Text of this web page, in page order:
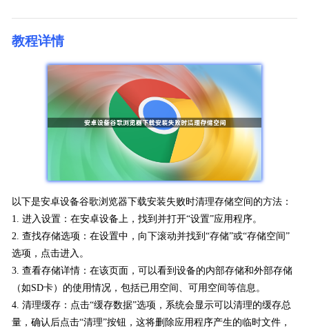
教程详情
以下是安卓设备谷歌浏览器下载安装失败时清理存储空间的方法：
1. 进入设置：在安卓设备上，找到并打开“设置”应用程序。
2. 查找存储选项：在设置中，向下滚动并找到“存储”或“存储空间”
选项，点击进入。
3. 查看存储详情：在该页面，可以看到设备的内部存储和外部存储
（如SD卡）的使用情况，包括已用空间、可用空间等信息。
4. 清理缓存：点击“缓存数据”选项，系统会显示可以清理的缓存总
量，确认后点击“清理”按钮，这将删除应用程序产生的临时文件，